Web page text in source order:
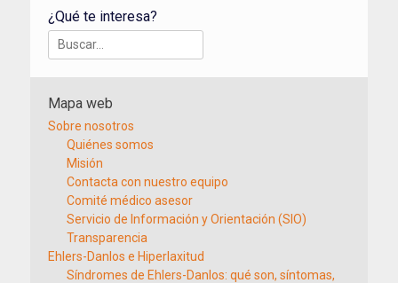
¿Qué te interesa?
Buscar:
Mapa web
Sobre nosotros
Quiénes somos
Misión
Contacta con nuestro equipo
Comité médico asesor
Servicio de Información y Orientación (SIO)
Transparencia
Ehlers-Danlos e Hiperlaxitud
Síndromes de Ehlers-Danlos: qué son, síntomas,